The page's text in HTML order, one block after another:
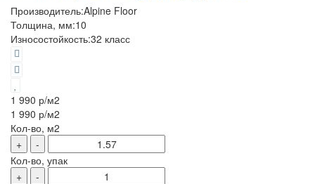
Производитель:Alpine Floor
Толщина, мм:10
Износостойкость:32 класс
1 990 р/м2
1 990 р/м2
Кол-во, м2
+
-
Кол-во, упак
+
-